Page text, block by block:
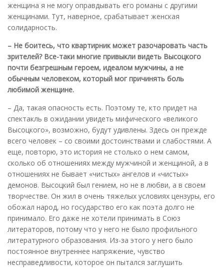
женщина я не могу оправдывать его романы с другими
женщинами. Тут, наверное, срабатывает женская
солидарность.
– Не боитесь, что квартирник может разочаровать часть
зрителей? Все-таки многие привыкли видеть Высоцкого
почти безгрешным героем, идеалом мужчины, а не
обычным человеком, который мог причинять боль
любимой женщине.
– Да, такая опасность есть. Поэтому те, кто придет на
спектакль в ожидании увидеть мифического «великого
Высоцкого», возможно, будут удивлены. Здесь он прежде
всего человек – со своими достоинствами и слабостями. А
еще, повторю, это история не столько о нем самом,
сколько об отношениях между мужчиной и женщиной, а в
отношениях не бывает «чистых» ангелов и «чистых»
демонов. Высоцкий был гением, но не в любви, а в своем
творчестве. Он жил в очень тяжелых условиях цензуры, его
обожал народ, но государство его как поэта долго не
принимало. Его даже не хотели принимать в Союз
литераторов, потому что у него не было профильного
литературного образования. Из-за этого у него было
постоянное внутреннее напряжение, чувство
несправедливости, которое он пытался заглушить